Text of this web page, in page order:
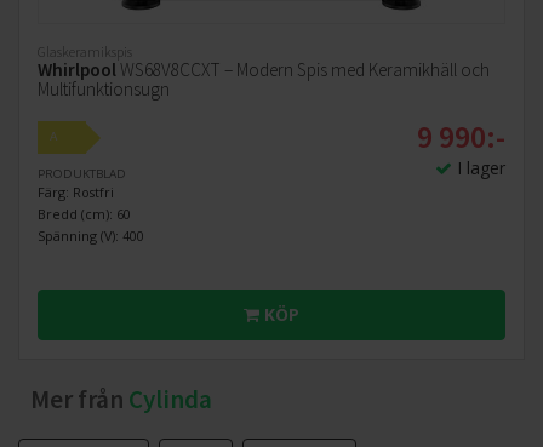
Glaskeramikspis
WhirlpoolWS68V8CCXT – Modern Spis med Keramikhäll och
Multifunktionsugn
A
PRODUKTBLAD
Färg: Rostfri
Bredd (cm): 60
Spänning (V): 400
9 990:-
I lager
KÖP
Mer från Cylinda